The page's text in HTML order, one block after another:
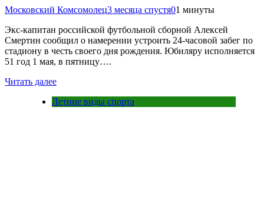
Московский Комсомолец3 месяца спустя01 минуты
Экс-капитан российской футбольной сборной Алексей
Смертин сообщил о намерении устроить 24-часовой забег по
стадиону в честь своего дня рождения. Юбиляру исполняется
51 год 1 мая, в пятницу….
Читать далее
Летние виды спорта